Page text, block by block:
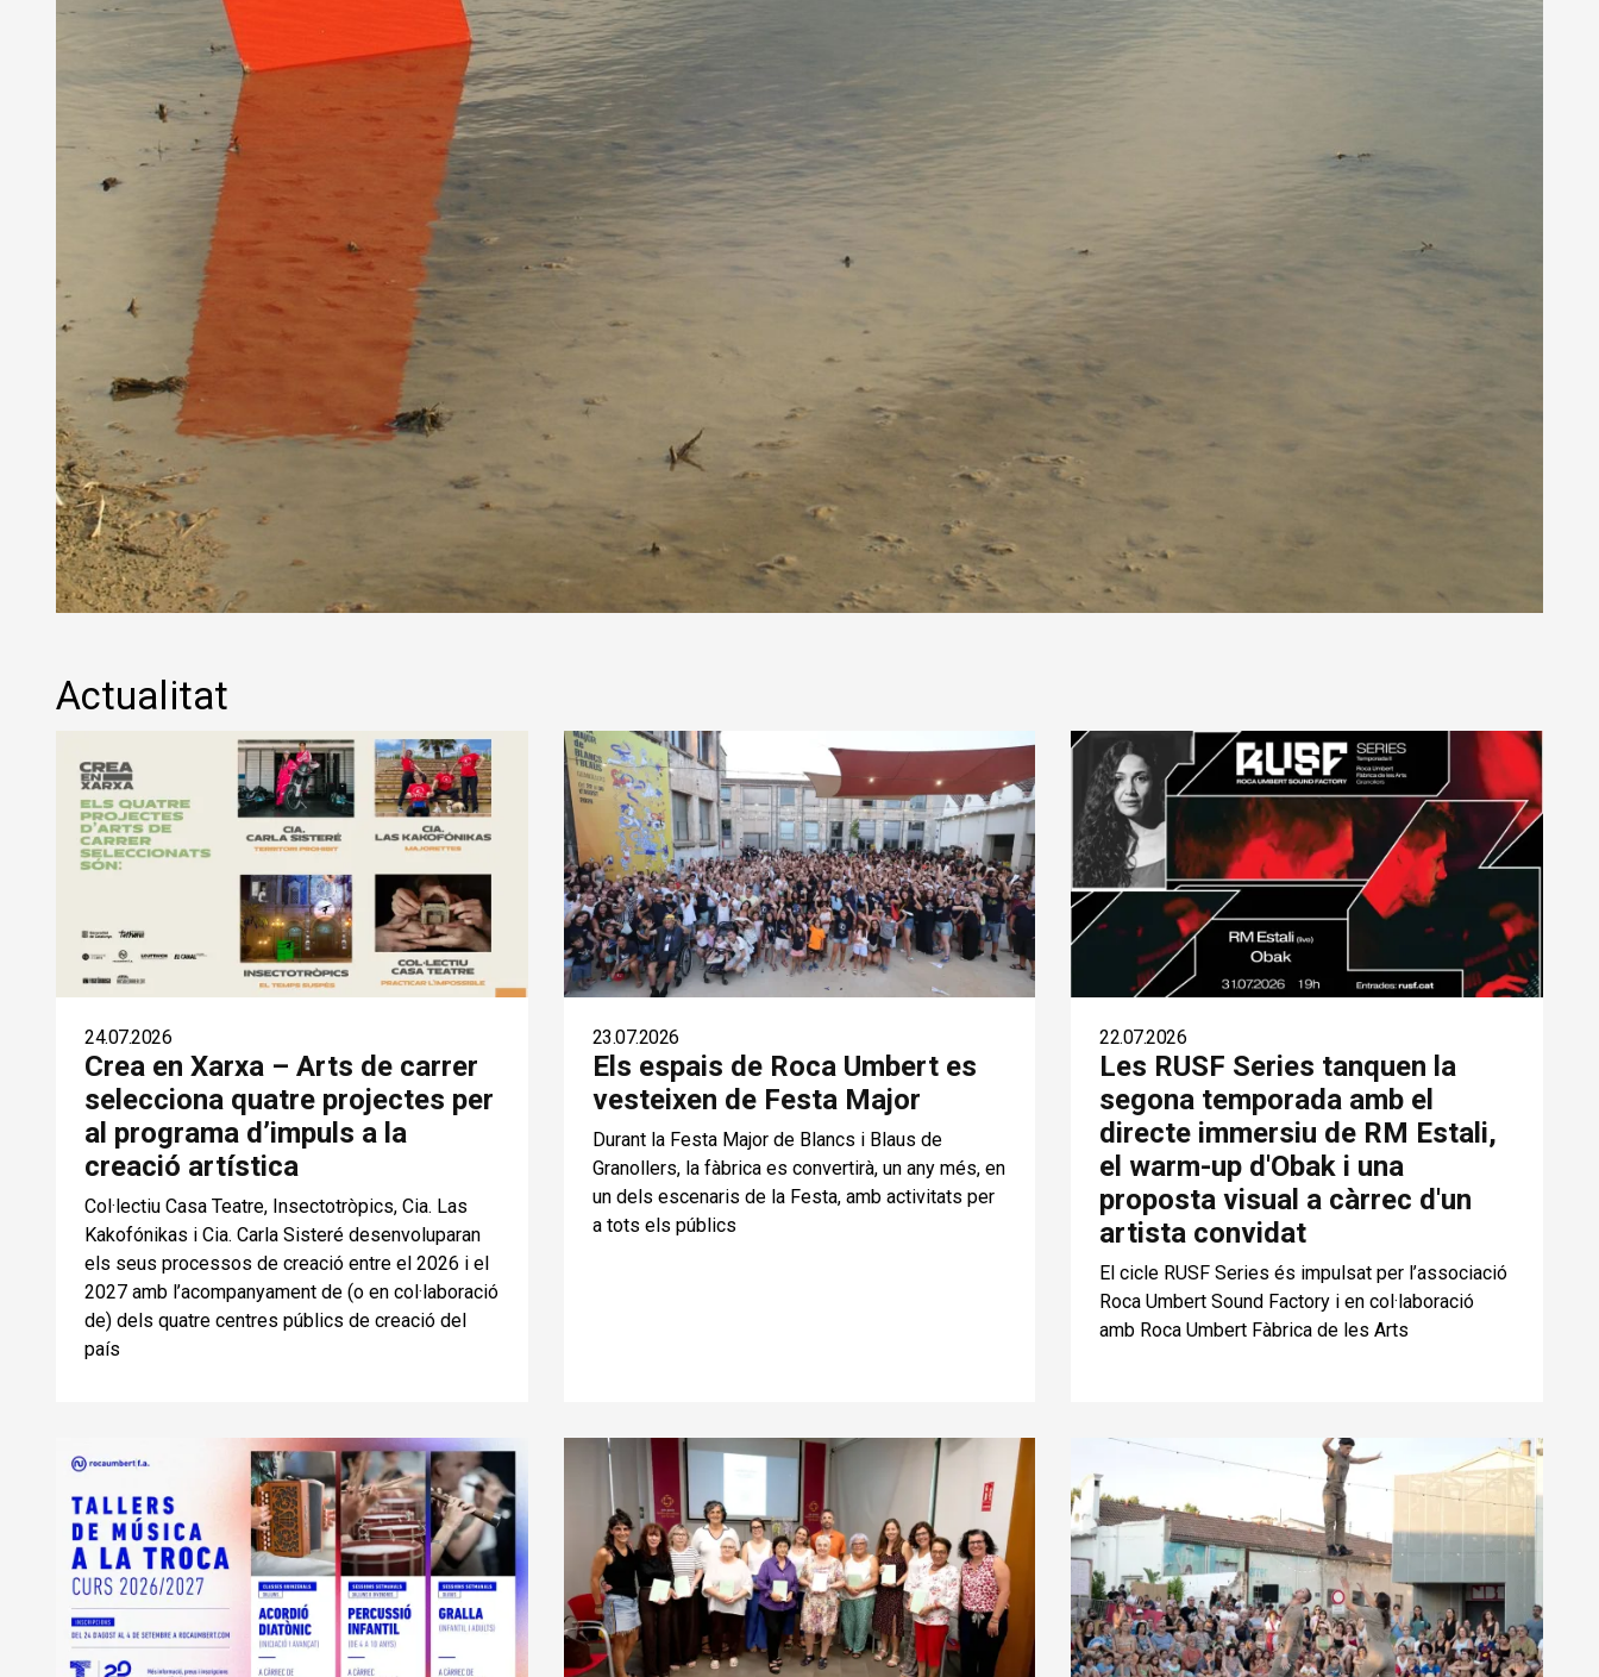
Actualitat
24.07.2026
Crea en Xarxa – Arts de carrer
selecciona quatre projectes per
al programa d’impuls a la
creació artística
Col·lectiu Casa Teatre, Insectotròpics, Cia. Las
Kakofónikas i Cia. Carla Sisteré desenvoluparan
els seus processos de creació entre el 2026 i el
2027 amb l’acompanyament de (o en col·laboració
de) dels quatre centres públics de creació del
país
23.07.2026
Els espais de Roca Umbert es
vesteixen de Festa Major
Durant la Festa Major de Blancs i Blaus de
Granollers, la fàbrica es convertirà, un any més, en
un dels escenaris de la Festa, amb activitats per
a tots els públics
22.07.2026
Les RUSF Series tanquen la
segona temporada amb el
directe immersiu de RM Estali,
el warm-up d'Obak i una
proposta visual a càrrec d'un
artista convidat
El cicle RUSF Series és impulsat per l’associació
Roca Umbert Sound Factory i en col·laboració
amb Roca Umbert Fàbrica de les Arts